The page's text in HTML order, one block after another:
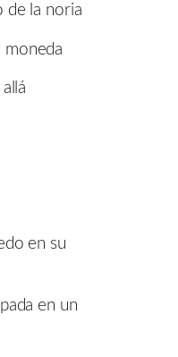
de la noria
en su
en un